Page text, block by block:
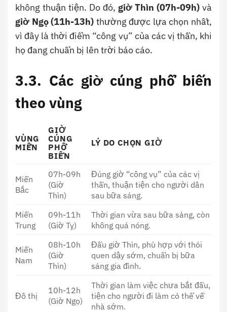
không thuận tiện. Do đó, giờ Thìn (07h-09h) và
giờ Ngọ (11h-13h) thường được lựa chọn nhất,
vì đây là thời điểm “công vụ” của các vị thần, khi
họ đang chuẩn bị lên trời báo cáo.
3.3. Các giờ cúng phổ biến
theo vùng
VÙNG
MIỀN
GIỜ
CÚNG
PHỔ
BIẾN
LÝ DO CHỌN GIỜ
Miền
Bắc
07h-09h
(Giờ
Thìn)
Đúng giờ “công vụ” của các vị
thần, thuận tiện cho người dân
sau bữa sáng.
Miền
Trung
09h-11h
(Giờ Tỵ)
Thời gian vừa sau bữa sáng, còn
không quá nóng.
Miền
Nam
08h-10h
(Giờ
Thìn)
Đầu giờ Thìn, phù hợp với thói
quen dậy sớm, chuẩn bị bữa
sáng gia đình.
Đô thị
10h-12h
(Giờ Ngọ)
Thời gian làm việc chưa bắt đầu,
tiện cho người đi làm có thể về
nhà sớm.